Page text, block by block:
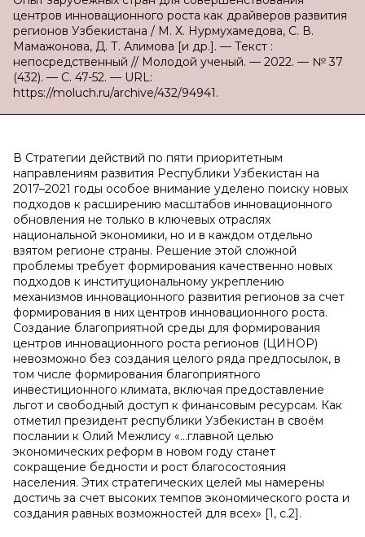
центров инновационного роста как драйверов развития
регионов Узбекистана / М. Х. Нурмухамедова, С. В.
Мамажонова, Д. Т. Алимова [и др.]. — Текст :
непосредственный // Молодой ученый. — 2022. — № 37
(432). — С. 47-52. — URL:
https://moluch.ru/archive/432/94941.
В Стратегии действий по пяти приоритетным
направлениям развития Республики Узбекистан на
2017–2021 годы особое внимание уделено поиску новых
подходов к расширению масштабов инновационного
обновления не только в ключевых отраслях
национальной экономики, но и в каждом отдельно
взятом регионе страны. Решение этой сложной
проблемы требует формирования качественно новых
подходов к институциональному укреплению
механизмов инновационного развития регионов за счет
формирования в них центров инновационного роста.
Создание благоприятной среды для формирования
центров инновационного роста регионов (ЦИНОР)
невозможно без создания целого ряда предпосылок, в
том числе формирования благоприятного
инвестиционного климата, включая предоставление
льгот и свободный доступ к финансовым ресурсам. Как
отметил президент республики Узбекистан в своём
послании к Олий Межлису «...главной целью
экономических реформ в новом году станет
сокращение бедности и рост благосостояния
населения. Этих стратегических целей мы намерены
достичь за счет высоких темпов экономического роста и
создания равных возможностей для всех» [1, с.2].